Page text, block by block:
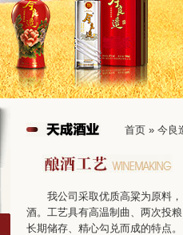
首页 » 今良
我公司采取优质高粱为原料
酒。工艺具有高温制曲、两次投
长期储存、精心勾兑而成的特点。